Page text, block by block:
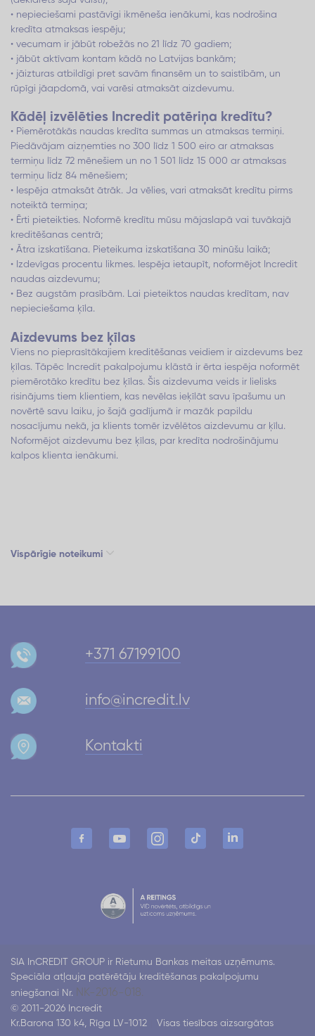
• nepieciešami pastāvīgi ikmēneša ienākumi, kas nodrošina
kredīta atmaksas iespēju;
• vecumam ir jābūt robežās no 21 līdz 70 gadiem;
• jābūt aktīvam kontam kādā no Latvijas bankām;
• jāizturas atbildīgi pret savām finansēm un to saistībām, un
rūpīgi jāapdomā, vai varēsi atmaksāt aizdevumu.
Kādēļ izvēlēties Incredit patēriņa kredītu?
• Piemērotākās naudas kredīta summas un atmaksas termiņi.
Piedāvājam aizņemties no 300 līdz 1 500 eiro ar atmaksas
termiņu līdz 72 mēnešiem un no 1 501 līdz 15 000 ar atmaksas
termiņu līdz 84 mēnešiem;
• Iespēja atmaksāt ātrāk. Ja vēlies, vari atmaksāt kredītu pirms
noteiktā termiņa;
• Ērti pieteikties. Noformē kredītu mūsu mājaslapā vai tuvākajā
kreditēšanas centrā;
• Ātra izskatīšana. Pieteikuma izskatīšana 30 minūšu laikā;
• Izdevīgas procentu likmes. Iespēja ietaupīt, noformējot Incredit
naudas aizdevumu;
• Bez augstām prasībām. Lai pieteiktos naudas kredītam, nav
nepieciešama ķīla.
Aizdevums bez ķīlas
Viens no pieprasītākajiem kreditēšanas veidiem ir aizdevums bez
ķīlas. Tāpēc Incredit pakalpojumu klāstā ir ērta iespēja noformēt
piemērotāko kredītu bez ķīlas. Šis aizdevuma veids ir lielisks
risinājums tiem klientiem, kas nevēlas ieķīlāt savu īpašumu un
novērtē savu laiku, jo šajā gadījumā ir mazāk papildu
nosacījumu nekā, ja klients tomēr izvēlētos aizdevumu ar ķīlu.
Noformējot aizdevumu bez ķīlas, par kredīta nodrošinājumu
kalpos klienta ienākumi.
Vispārīgie noteikumi
+371 67199100
info@incredit.lv
Kontakti
SIA InCREDIT GROUP ir Rietumu Bankas meitas uzņēmums.
Speciāla atļauja patērētāju kreditēšanas pakalpojumu
sniegšanai Nr. NK-2016-018.
© 2011-2026 Incredit
Kr.Barona 130 k4, Rīga LV-1012
Visas tiesības aizsargātas